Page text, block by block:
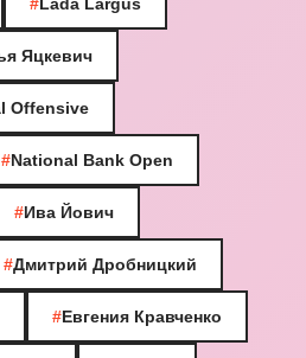
Яцкевич
Offensive
#National Bank Open
#Ива Йович
#Дмитрий Дробницкий
#Евгения Кравченко